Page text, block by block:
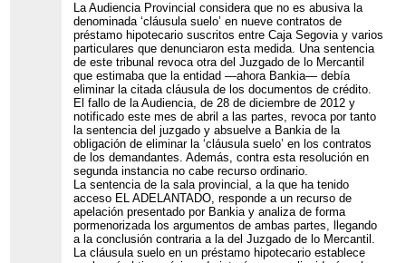
La Audiencia Provincial considera que no es abusiva la
denominada ‘cláusula suelo’ en nueve contratos de
préstamo hipotecario suscritos entre Caja Segovia y varios
particulares que denunciaron esta medida. Una sentencia
de este tribunal revoca otra del Juzgado de lo Mercantil
que estimaba que la entidad —ahora Bankia— debía
eliminar la citada cláusula de los documentos de crédito.
El fallo de la Audiencia, de 28 de diciembre de 2012 y
notificado este mes de abril a las partes, revoca por tanto
la sentencia del juzgado y absuelve a Bankia de la
obligación de eliminar la ‘cláusula suelo’ en los contratos
de los demandantes. Además, contra esta resolución en
segunda instancia no cabe recurso ordinario.
La sentencia de la sala provincial, a la que ha tenido
acceso EL ADELANTADO, responde a un recurso de
apelación presentado por Bankia y analiza de forma
pormenorizada los argumentos de ambas partes, llegando
a la conclusión contraria a la del Juzgado de lo Mercantil.
La cláusula suelo en un préstamo hipotecario establece